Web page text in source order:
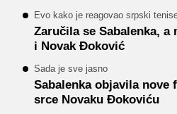
Evo kako je reagovao srpski
Zaručila se Sabalenka, a
i Novak Đoković
Sada je sve jasno
Sabalenka objavila
srce Novaku Đokoviću